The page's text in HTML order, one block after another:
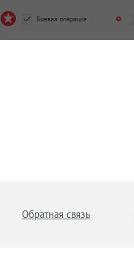
Боевая операция
Обратная связь